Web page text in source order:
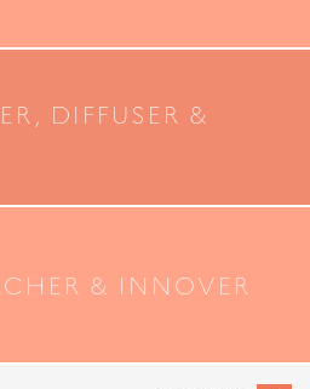
DIFFUSER &
& INNOVER